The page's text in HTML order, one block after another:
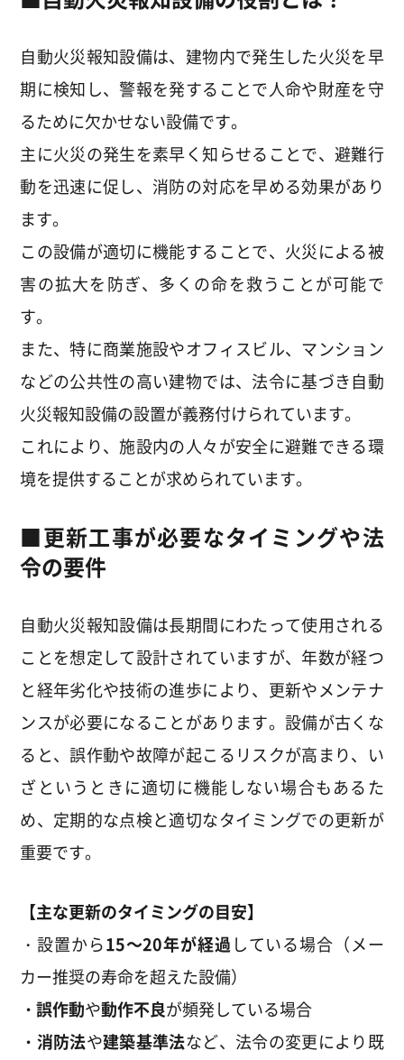
自動火災報知設備は、建物内で発生した火災を早
期に検知し、警報を発することで人命や財産を守
るために欠かせない設備です。
主に火災の発生を素早く知らせることで、避難行
動を迅速に促し、消防の対応を早める効果があり
ます。
この設備が適切に機能することで、火災による被
害の拡大を防ぎ、多くの命を救うことが可能で
す。
また、特に商業施設やオフィスビル、マンション
などの公共性の高い建物では、法令に基づき自動
火災報知設備の設置が義務付けられています。
これにより、施設内の人々が安全に避難できる環
境を提供することが求められています。
■更新工事が必要なタイミングや法
令の要件
自動火災報知設備は長期間にわたって使用される
ことを想定して設計されていますが、年数が経つ
と経年劣化や技術の進歩により、更新やメンテナ
ンスが必要になることがあります。設備が古くな
ると、誤作動や故障が起こるリスクが高まり、い
ざというときに適切に機能しない場合もあるた
め、定期的な点検と適切なタイミングでの更新が
重要です。
【主な更新のタイミングの目安】
・設置から15～20年が経過 している場合（メー
カー推奨の寿命を超えた設備）
・誤作動や動作不良が頻発している場合
・消防法や建築基準法など、法令の変更により既